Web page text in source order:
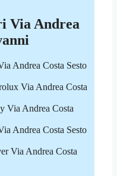
Via Andrea
Andrea Costa Sesto
Via Andrea Costa
Via Andrea Costa
Andrea Costa Sesto
Via Andrea Costa